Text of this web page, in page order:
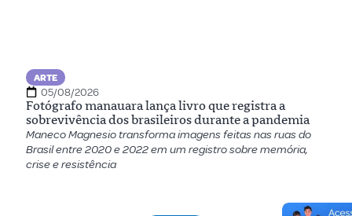
ARTE
05/08/2026
Fotógrafo manauara lança livro que registra a
sobrevivência dos brasileiros durante a pandemia
Maneco Magnesio transforma imagens feitas nas ruas do
Brasil entre 2020 e 2022 em um registro sobre memória,
crise e resistência